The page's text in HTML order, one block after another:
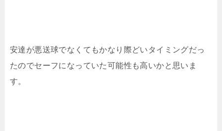
安達が悪送球でなくてもかなり際どいタイミングだっ
たのでセーフになっていた可能性も高いかと思いま
す。